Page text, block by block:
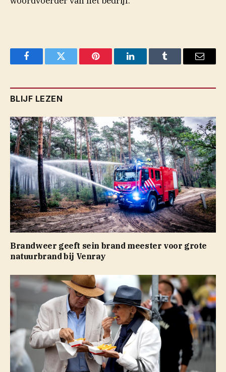
FacebookTwitter Pinterest LinkedInTumblr Email
BLIJF LEZEN
Brandweer geeft sein brand meester voor grote
natuurbrand bij Venray